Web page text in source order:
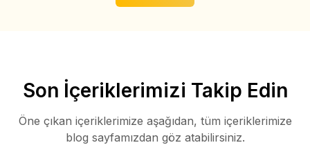
Son İçeriklerimizi Takip Edin
Öne çıkan içeriklerimize aşağıdan, tüm içeriklerimize
blog sayfamızdan göz atabilirsiniz.